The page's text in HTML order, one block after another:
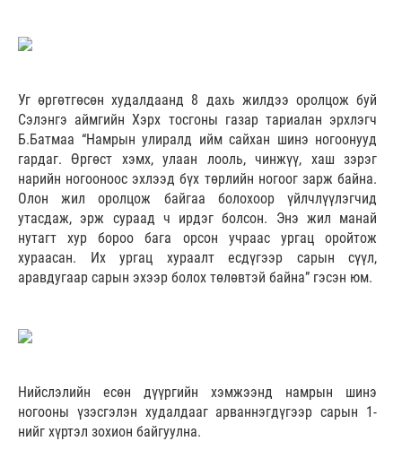
Уг өргөтгөсөн худалдаанд 8 дахь жилдээ оролцож буй
Сэлэнгэ аймгийн Хэрх тосгоны газар тариалан эрхлэгч
Б.Батмаа “Намрын улиралд ийм сайхан шинэ ногоонууд
гардаг. Өргөст хэмх, улаан лооль, чинжүү, хаш зэрэг
нарийн ногооноос эхлээд бүх төрлийн ногоог зарж байна.
Олон жил оролцож байгаа болохоор үйлчлүүлэгчид
утасдаж, эрж сураад ч ирдэг болсон. Энэ жил манай
нутагт хур бороо бага орсон учраас ургац оройтож
хураасан. Их ургац хураалт есдүгээр сарын сүүл,
аравдугаар сарын эхээр болох төлөвтэй байна” гэсэн юм.
Нийслэлийн есөн дүүргийн хэмжээнд намрын шинэ
ногооны үзэсгэлэн худалдааг арваннэгдүгээр сарын 1-
нийг хүртэл зохион байгуулна.